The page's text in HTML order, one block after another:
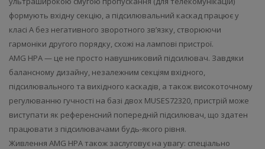
формують вхідну секцію, а підсилювальний каскад працює у
класі A без негативного зворотного зв’язку, створюючи
гармоніки другого порядку, схожі на лампові пристрої.
AMG HPA — це не просто навушниковий підсилювач. Завдяки
балансному дизайну, незалежним секціям вхідного,
підсилювального та вихідного каскадів, а також високоточному
регулюванню гучності на базі двох MUSES72320, пристрій може
виступати як референсний попередній підсилювач, що здатен
працювати з підсилювачами будь-якого рівня.
Живлення AMG HPA також заслуговує на увагу: спеціально